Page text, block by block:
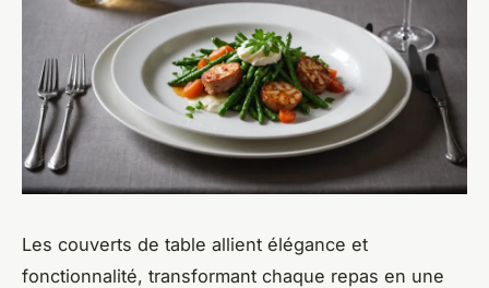
Les couverts de table allient élégance et
fonctionnalité, transformant chaque repas en une